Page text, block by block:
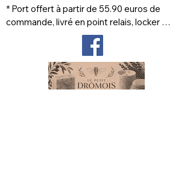
* Port offert à partir de 55.90 euros de
commande, livré en point relais, locker